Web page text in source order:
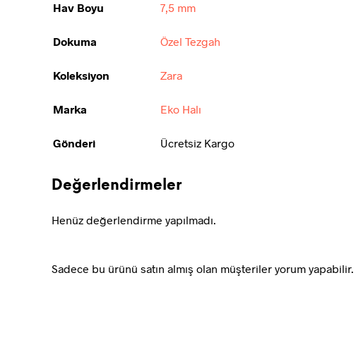
Hav Boyu 7,5 mm
Dokuma Özel Tezgah
Koleksiyon Zara
Marka Eko Halı
Gönderi Ücretsiz Kargo
Değerlendirmeler
Henüz değerlendirme yapılmadı.
Sadece bu ürünü satın almış olan müşteriler yorum yapabilir.